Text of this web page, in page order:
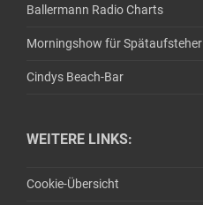
Ballermann Radio Charts
Morningshow für Spätaufsteher
Cindys Beach-Bar
WEITERE LINKS:
Cookie-Übersicht